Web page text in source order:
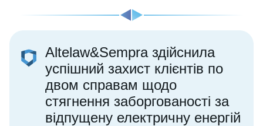
Altelaw&Sempra здійснила
успішний захист клієнтів по
двом справам щодо
стягнення заборгованості за
відпущену електричну енергій